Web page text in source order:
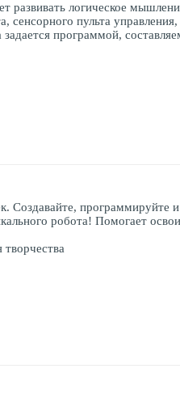
развивать логическое
пульта
программой,
программируйте
робота! Помогает